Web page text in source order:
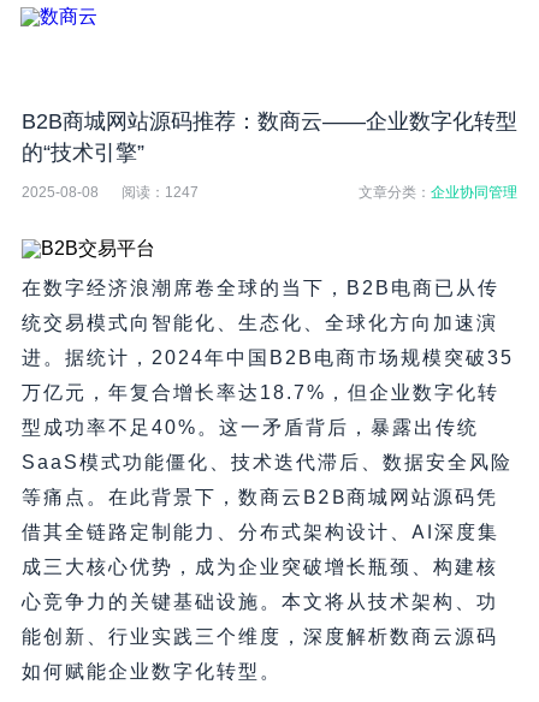
B2B商城网站源码推荐：数商云——企业数字化转型
的“技术引擎”
2025-08-08 阅读： 1247 文章分类：企业协同管理
在数字经济浪潮席卷全球的当下，B2B电商已从传
统交易模式向智能化、生态化、全球化方向加速演
进。据统计，2024年中国B2B电商市场规模突破35
万亿元，年复合增长率达18.7%，但企业数字化转
型成功率不足40%。这一矛盾背后，暴露出传统
SaaS模式功能僵化、技术迭代滞后、数据安全风险
等痛点。在此背景下， 数商云B2B商城网站源码凭
借其全链路定制能力、分布式架构设计、AI深度集
成三大核心优势，成为企业突破增长瓶颈、构建核
心竞争力的关键基础设施。本文将从技术架构、功
能创新、行业实践三个维度，深度解析数商云源码
如何赋能企业数字化转型。